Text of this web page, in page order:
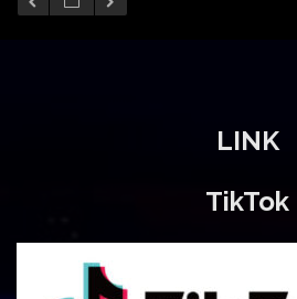
LINK
TikTok